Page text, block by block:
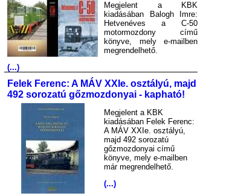
Megjelent a KBK
kiadásában Balogh Imre:
Hetvenéves a C-50
motormozdony című
könyve, mely e-mailben
megrendelhető.
(...)
Felek Ferenc: A MÁV XXIe. osztályú, majd
492 sorozatú gőzmozdonyai - kapható!
Megjelent a KBK
kiadásában Felek Ferenc:
A MÁV XXIe. osztályú,
majd 492 sorozatú
gőzmozdonyai című
könyve, mely e-mailben
már megrendelhető.
(...)